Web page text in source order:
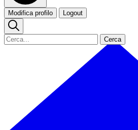
Modifica profilo Logout
Cerca